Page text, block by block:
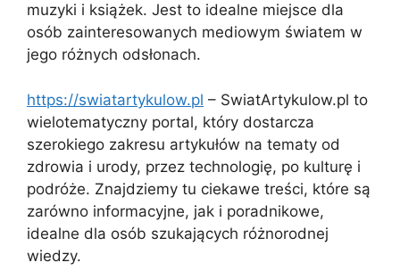
muzyki i książek. Jest to idealne miejsce dla
osób zainteresowanych mediowym światem w
jego różnych odsłonach.
https://swiatartykulow.pl – SwiatArtykulow.pl to
wielotematyczny portal, który dostarcza
szerokiego zakresu artykułów na tematy od
zdrowia i urody, przez technologię, po kulturę i
podróże. Znajdziemy tu ciekawe treści, które są
zarówno informacyjne, jak i poradnikowe,
idealne dla osób szukających różnorodnej
wiedzy.